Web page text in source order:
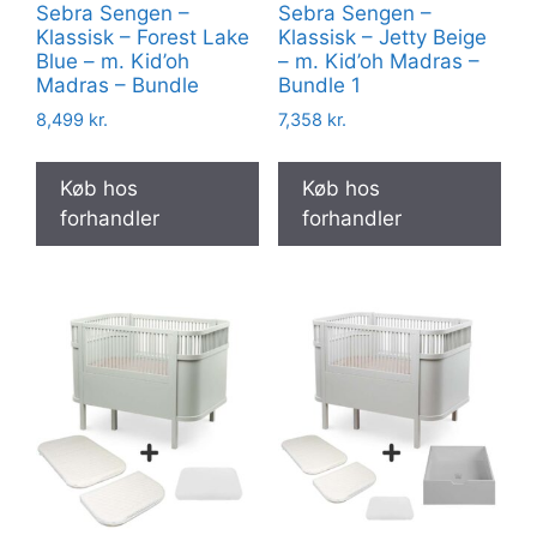
Sebra Sengen –
Klassisk – Forest Lake
Blue – m. Kid’oh
Madras – Bundle
8,499 kr.
Køb hos
forhandler
Sebra Sengen –
Klassisk – Jetty Beige
– m. Kid’oh Madras –
Bundle 1
7,358 kr.
Køb hos
forhandler